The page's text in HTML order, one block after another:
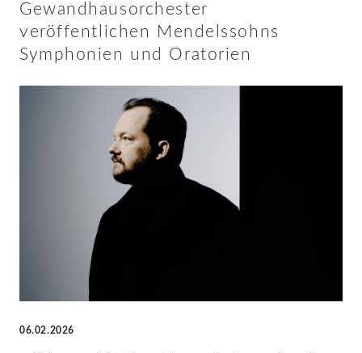
Mendelssohns
Symphonien
Oratorien
Nelsons
KlassikAkzente
Gewandhausorchester
veröffentlichen Mendelssohns
Symphonien und Oratorien
06.02.2026